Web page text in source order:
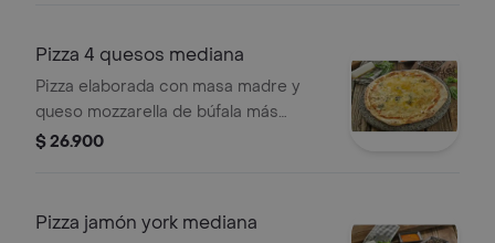
Pizza 4 quesos mediana
Pizza elaborada con masa madre y
queso mozzarella de búfala más
quesos gruyere, azul y parmesano
$ 26.900
Pizza jamón york mediana